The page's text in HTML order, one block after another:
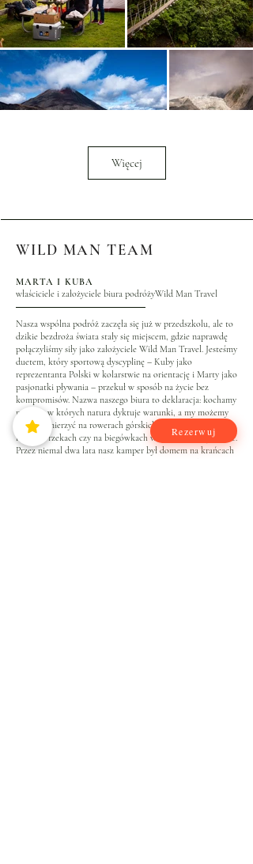
Rezerwuj
Więcej
WILD MAN TEAM
MARTA I KUBA
właściciele i założyciele biura podróżyWild Man Travel
Nasza wspólna podróż zaczęła się już w przedszkolu, ale to
dzikie bezdroża świata stały się miejscem, gdzie naprawdę
połączyliśmy siły jako założyciele Wild Man Travel. Jesteśmy
duetem, który sportową dyscyplinę – Kuby jako
reprezentanta Polski w kolarstwie na orientację i Marty jako
pasjonatki pływania – przekuł w sposób na życie bez
kompromisów. Nazwa naszego biura to deklaracja: kochamy
miejsca, w których natura dyktuje warunki, a my możemy
się z nią mierzyć na rowerach górskich, w kajakach na
rwących rzekach czy na biegówkach w surowym krajobrazie.
Przez niemal dwa lata nasz kamper był domem na krańcach